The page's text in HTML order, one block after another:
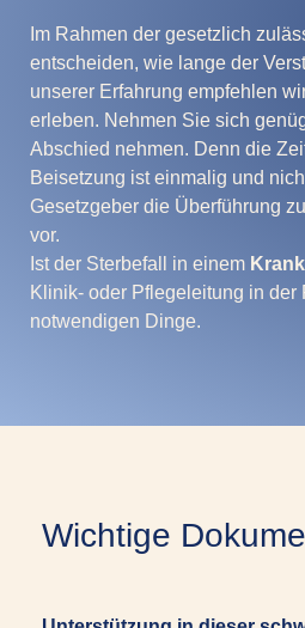
Im Rahmen der gesetzlich
entscheiden, wie lange der
unserer Erfahrung empfehlen
erleben. Nehmen Sie sich
Abschied nehmen. Denn die
Beisetzung ist einmalig und
Gesetzgeber die Überführung
vor.
Ist der Sterbefall in einem
Klinik- oder Pflegeleitung in
notwendigen Dinge.
Wichtige